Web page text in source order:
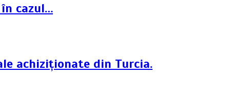
cazul…
achiziționate din Turcia.